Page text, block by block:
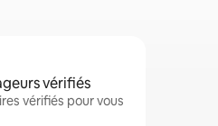
vérifiés
vérifiés pour vous